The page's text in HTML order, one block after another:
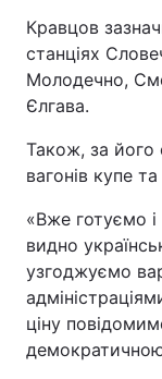
Кравцов
станціях
Молодечно,
Єлгава.
Також, за його
вагонів купе
«Вже готуємо
видно
узгоджуємо
ціну